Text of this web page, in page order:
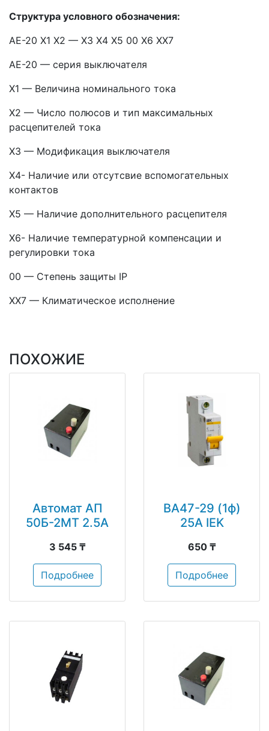
Структура условного обозначения:
АЕ-20 X1 X2 — X3 X4 X5 00 X6 XX7
АЕ-20 — серия выключателя
X1 — Величина номинального тока
X2 — Число полюсов и тип максимальных
расцепителей тока
X3 — Модификация выключателя
X4- Наличие или отсутсвие вспомогательных
контактов
X5 — Наличие дополнительного расцепителя
X6- Наличие температурной компенсации и
регулировки тока
00 — Степень защиты IP
XX7 — Климатическое исполнение
ПОХОЖИЕ
Автомат АП
50Б-2МТ 2.5А
3 545 ₸
Подробнее
ВА47-29 (1ф)
25А IEK
650 ₸
Подробнее